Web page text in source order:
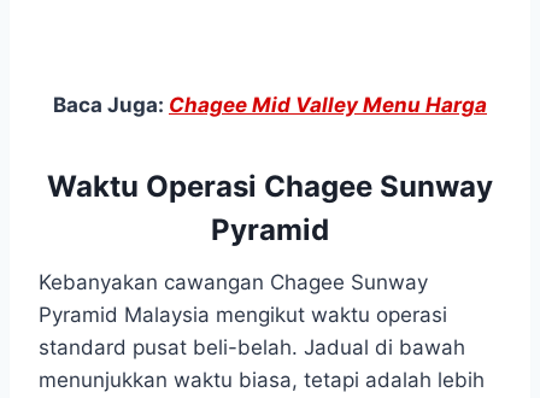
Baca Juga: Chagee Mid Valley Menu Harga
Waktu Operasi Chagee Sunway
Pyramid
Kebanyakan cawangan Chagee Sunway
Pyramid Malaysia mengikut waktu operasi
standard pusat beli-belah. Jadual di bawah
menunjukkan waktu biasa, tetapi adalah lebih